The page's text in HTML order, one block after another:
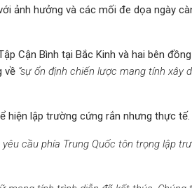
ảnh hưởng và các mối đe dọa ngày
Cận Bình tại Bắc Kinh và hai bên
về “sự ổn định chiến lược mang tính xây
hiện lập trường cứng rắn nhưng thực tế.
cầu phía Trung Quốc tôn trọng lập